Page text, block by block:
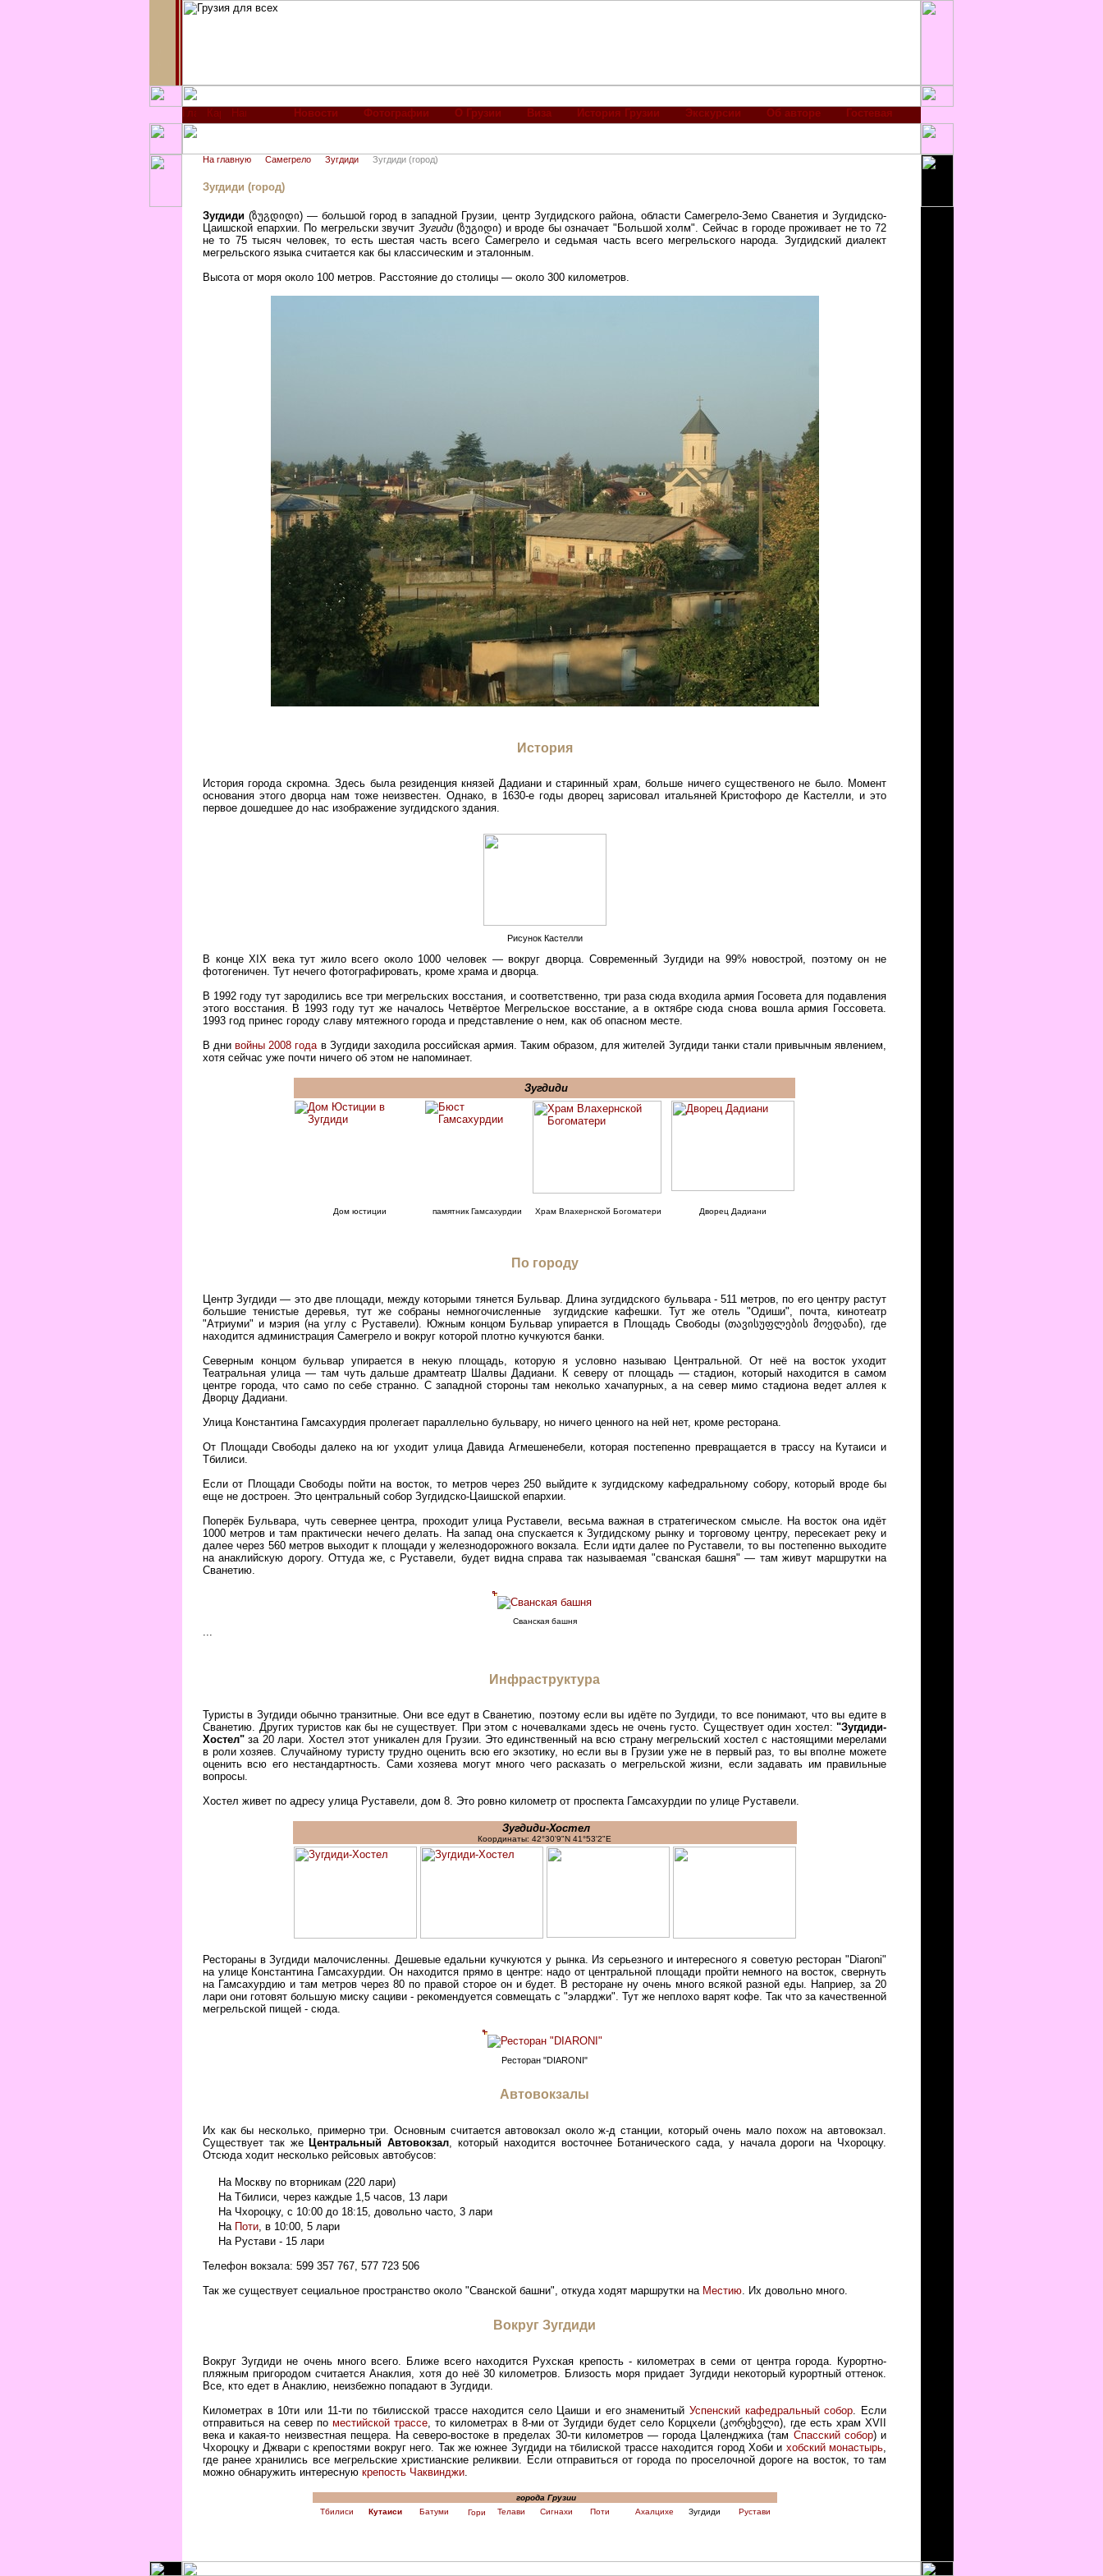
Новости Фотографии О Грузии Виза История Грузии Экскурсии Об авторе Гостевая
На главную Самегрело Зугдиди Зугдиди (город)
Зугдиди (город)
Зугдиди (ზუგდიდი) — большой город в западной Грузии, центр Зугдидского района, области Самегрело-Земо Сванетия и Зугдидско-
Цаишской епархии. По мегрельски звучит Зугиди(ზუგიდი) и вроде бы означает "Большой холм". Сейчас в городе проживает не то 72
не то 75 тысяч человек, то есть шестая часть всего Самегрело и седьмая часть всего мегрельского народа. Зугдидский диалект
мегрельского языка считается как бы классическим и эталонным.
Высота от моря около 100 метров. Расстояние до столицы — около 300 километров.
История
История города скромна. Здесь была резиденция князей Дадиани и старинный храм, больше ничего существеного не было. Момент
основания этого дворца нам тоже неизвестен. Однако, в 1630-е годы дворец зарисовал итальяней Кристофоро де Кастелли, и это
первое дошедшее до нас изображение зугдидского здания.
Рисунок Кастелли
В конце XIX века тут жило всего около 1000 человек — вокруг дворца. Современный Зугдиди на 99% новострой, поэтому он не
фотогеничен. Тут нечего фотографировать, кроме храма и дворца.
В 1992 году тут зародились все три мегрельских восстания, и соответственно, три раза сюда входила армия Госовета для подавления
этого восстания. В 1993 году тут же началось Четвёртое Мегрельское восстание, а в октябре сюда снова вошла армия Госсовета.
1993 год принес городу славу мятежного города и представление о нем, как об опасном месте.
В днивойны 2008 годав Зугдиди заходила российская армия. Таким образом, для жителей Зугдиди танки стали привычным явлением,
хотя сейчас уже почти ничего об этом не напоминает.
Зугдиди
Дом юстиции памятник Гамсахурдии Храм Влахернской Богоматери Дворец Дадиани
По городу
Центр Зугдиди — это две площади, между которыми тянется Бульвар. Длина зугдидского бульвара - 511 метров, по его центру растут
большие тенистые деревья, тут же собраны немногочисленные зугдидские кафешки. Тут же отель "Одиши", почта, кинотеатр
"Атриуми" и мэрия (на углу с Руставели). Южным концом Бульвар упирается в Площадь Свободы (თავისუფლების მოედანი), где
находится администрация Самегрело и вокруг которой плотно кучкуются банки.
Северным концом бульвар упирается в некую площадь, которую я условно называю Центральной. От неё на восток уходит
Театральная улица — там чуть дальше драмтеатр Шалвы Дадиани. К северу от площадь — стадион, который находится в самом
центре города, что само по себе странно. С западной стороны там неколько хачапурных, а на север мимо стадиона ведет аллея к
Дворцу Дадиани.
Улица Константина Гамсахурдия пролегает параллельно бульвару, но ничего ценного на ней нет, кроме ресторана.
От Площади Свободы далеко на юг уходит улица Давида Агмешенебели, которая постепенно превращается в трассу на Кутаиси и
Тбилиси.
Если от Площади Свободы пойти на восток, то метров через 250 выйдите к зугдидскому кафедральному собору, который вроде бы
еще не достроен. Это центральный собор Зугдидско-Цаишской епархии.
Поперёк Бульвара, чуть севернее центра, проходит улица Руставели, весьма важная в стратегическом смысле. На восток она идёт
1000 метров и там практически нечего делать. На запад она спускается к Зугдидскому рынку и торговому центру, пересекает реку и
далее через 560 метров выходит к площади у железнодорожного вокзала. Если идти далее по Руставели, то вы постепенно выходите
на анаклийскую дорогу. Оттуда же, с Руставели, будет видна справа так называемая "сванская башня" — там живут маршрутки на
Сванетию.
Сванская башня
Инфраструктура
Туристы в Зугдиди обычно транзитные. Они все едут в Сванетию, поэтому если вы идёте по Зугдиди, то все понимают, что вы едите в
Сванетию. Других туристов как бы не существует. При этом с ночевалками здесь не очень густо. Существует один хостел: "Зугдиди-
Хостел" за 20 лари. Хостел этот уникален для Грузии. Это единственный на всю страну мегрельский хостел с настоящими мерелами
в роли хозяев. Случайному туристу трудно оценить всю его экзотику, но если вы в Грузии уже не в первый раз, то вы вполне можете
оценить всю его нестандартность. Сами хозяева могут много чего расказать о мегрельской жизни, если задавать им правильные
вопросы.
Хостел живет по адресу улица Руставели, дом 8. Это ровно километр от проспекта Гамсахурдии по улице Руставели.
Зугдиди-Хостел
Координаты: 42°30'9"N 41°53'2"E
Рестораны в Зугдиди малочисленны. Дешевые едальни кучкуются у рынка. Из серьезного и интересного я советую ресторан "Diaroni"
на улице Константина Гамсахурдии. Он находится прямо в центре: надо от центральной площади пройти немного на восток, свернуть
на Гамсахурдию и там метров через 80 по правой сторое он и будет. В ресторане ну очень много всякой разной еды. Наприер, за 20
лари они готовят большую миску сациви - рекомендуется совмещать с "эларджи". Тут же неплохо варят кофе. Так что за качественной
мегрельской пищей - сюда.
Ресторан "DIARONI"
Автовокзалы
Их как бы несколько, примерно три. Основным считается автовокзал около ж-д станции, который очень мало похож на автовокзал.
Существует так же Центральный Автовокзал , который находится восточнее Ботанического сада, у начала дороги на Чхороцку.
Отсюда ходит несколько рейсовых автобусов:
На Москву по вторникам (220 лари)
На Тбилиси, через каждые 1,5 часов, 13 лари
На Чхороцку, с 10:00 до 18:15, довольно часто, 3 лари
На Поти , в 10:00, 5 лари
На Рустави - 15 лари
Телефон вокзала: 599 357 767, 577 723 506
Так же существует сециальное пространство около "Сванской башни", откуда ходят маршрутки на Местию . Их довольно много.
Вокруг Зугдиди
Вокруг Зугдиди не очень много всего. Ближе всего находится Рухская крепость - километрах в семи от центра города. Курортно-
пляжным пригородом считается Анаклия, хотя до неё 30 километров. Близость моря придает Зугдиди некоторый курортный оттенок.
Все, кто едет в Анаклию, неизбежно попадают в Зугдиди.
Километрах в 10ти или 11-ти по тбилисской трассе находится село Цаиши и его знаменитыйУспенский кафедральный собор. Если
отправиться на север по местийской трассе, то километрах в 8-ми от Зугдиди будет село Корцхели (კორცხელი), где есть храм XVII
века и какая-то неизвестная пещера. На северо-востоке в пределах 30-ти километров — города Цаленджиха (там Спасский собор) и
Чхороцку и Джвари с крепостями вокруг него. Так же южнее Зугдиди на тбилиской трассе находится город Хоби и хобский монастырь,
где ранее хранились все мегрельские христианские реликвии. Если отправиться от города по проселочной дороге на восток, то там
можно обнаружить интересную крепость Чаквинджи.
города Грузии
Тбилиси
Кутаиси Батуми Гори Телави Сигнахи Поти Ахалцихе Зугдиди Рустави